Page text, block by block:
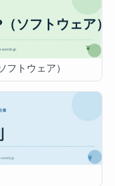
フトウェア）